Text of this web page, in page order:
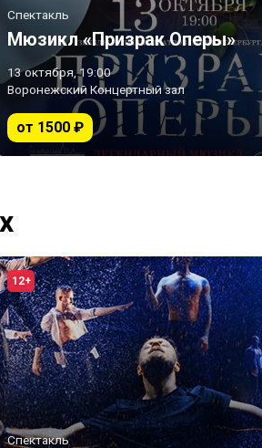
Спектакль
Мюзикл «Призрак Оперы»
13 октября, 19:00
Воронежский Концертный зал
от 1500 ₽
12+
Спектакль